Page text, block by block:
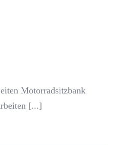
Motorradsitzbank
[...]